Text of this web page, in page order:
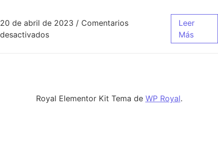
20 de abril de 2023 / Comentarios
desactivadosen camiseta del real madrid en decimas
Leer
Más
Royal Elementor Kit Tema de WP Royal.